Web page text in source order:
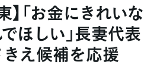
】「お金にきれいな
ほしい」長妻代表
え候補を応援